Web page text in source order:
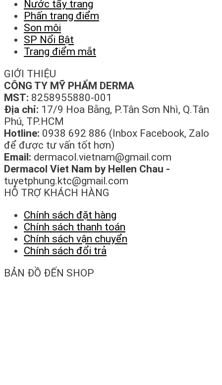
Nước tẩy trang
Phấn trang điểm
Son môi
SP Nổi Bật
Trang điểm mắt
GIỚI THIỆU
CÔNG TY MỸ PHẨM DERMA
MST: 8258955880-001
Địa chỉ: 17/9 Hoa Bằng, P.Tân Sơn Nhì, Q.Tân
Phú, TP.HCM
Hotline: 0938 692 886 (Inbox Facebook, Zalo
để được tư vấn tốt hơn)
Email: dermacol.vietnam@gmail.com
Dermacol Viet Nam by Hellen Chau -
tuyetphung.ktc@gmail.com
HỖ TRỢ KHÁCH HÀNG
Chính sách đặt hàng
Chính sách thanh toán
Chính sách vận chuyển
Chính sách đổi trả
BẢN ĐỒ ĐẾN SHOP